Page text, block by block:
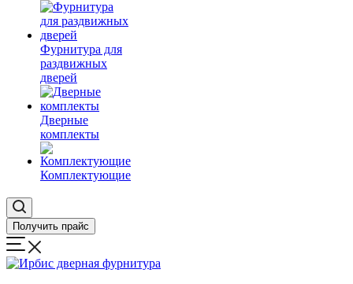
Фурнитура для
раздвижных
дверей
Дверные
комплекты
Комплектующие
Получить прайс